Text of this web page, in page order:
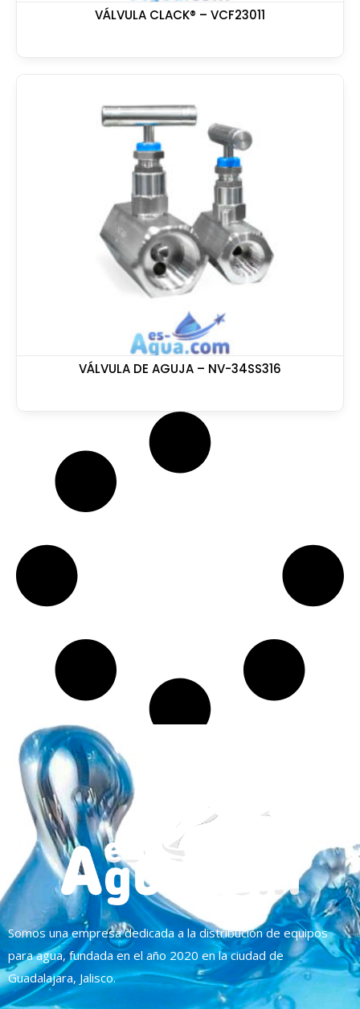
VÁLVULA CLACK® – VCF23011
VÁLVULA DE AGUJA – NV-34SS316
Somos una empresa dedicada a la distribución de equipos
para agua, fundada en el año 2020 en la ciudad de
Guadalajara, Jalisco.